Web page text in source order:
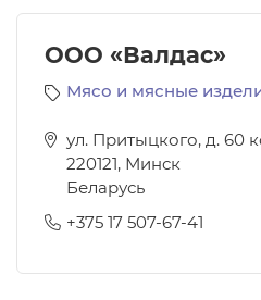
ООО «Валдас»
Мясо и мясные
ул. Притыцкого, д. 60
220121, Минск
Беларусь
+375 17 507-67-41